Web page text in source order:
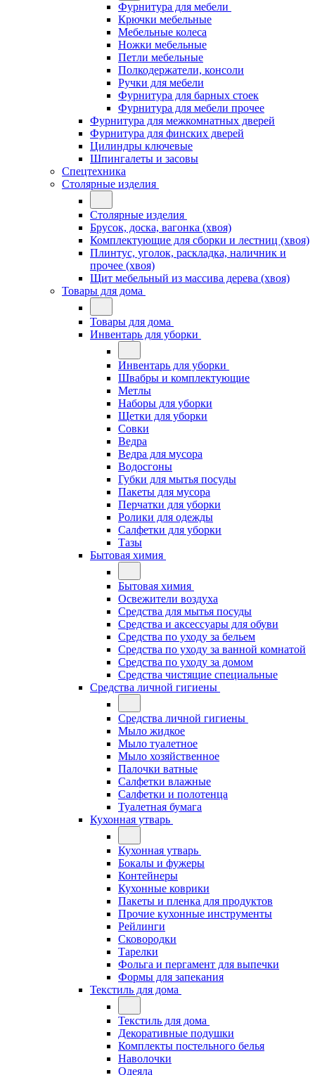
Фурнитура для мебели
Крючки мебельные
Мебельные колеса
Ножки мебельные
Петли мебельные
Полкодержатели, консоли
Ручки для мебели
Фурнитура для барных стоек
Фурнитура для мебели прочее
Фурнитура для межкомнатных дверей
Фурнитура для финских дверей
Цилиндры ключевые
Шпингалеты и засовы
Спецтехника
Столярные изделия
Столярные изделия
Брусок, доска, вагонка (хвоя)
Комплектующие для сборки и лестниц (хвоя)
Плинтус, уголок, раскладка, наличник и
прочее (хвоя)
Щит мебельный из массива дерева (хвоя)
Товары для дома
Товары для дома
Инвентарь для уборки
Инвентарь для уборки
Швабры и комплектующие
Метлы
Наборы для уборки
Щетки для уборки
Совки
Ведра
Ведра для мусора
Водосгоны
Губки для мытья посуды
Пакеты для мусора
Перчатки для уборки
Ролики для одежды
Салфетки для уборки
Тазы
Бытовая химия
Бытовая химия
Освежители воздуха
Средства для мытья посуды
Средства и аксессуары для обуви
Средства по уходу за бельем
Средства по уходу за ванной комнатой
Средства по уходу за домом
Средства чистящие специальные
Средства личной гигиены
Средства личной гигиены
Мыло жидкое
Мыло туалетное
Мыло хозяйственное
Палочки ватные
Салфетки влажные
Салфетки и полотенца
Туалетная бумага
Кухонная утварь
Кухонная утварь
Бокалы и фужеры
Контейнеры
Кухонные коврики
Пакеты и пленка для продуктов
Прочие кухонные инструменты
Рейлинги
Сковородки
Тарелки
Фольга и пергамент для выпечки
Формы для запекания
Текстиль для дома
Текстиль для дома
Декоративные подушки
Комплекты постельного белья
Наволочки
Одеяла